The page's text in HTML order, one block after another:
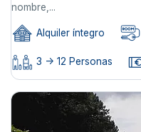
nombre,...
Alquiler íntegro
3 -> 12 Personas